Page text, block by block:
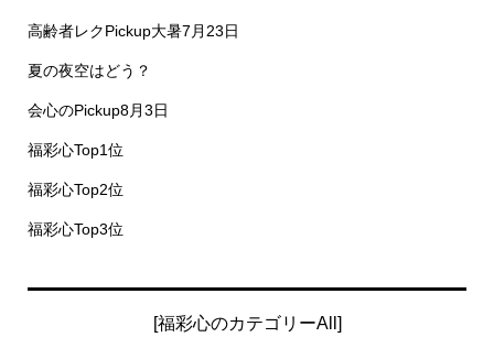
高齢者レクPickup大暑7月23日
夏の夜空はどう？
会心のPickup8月3日
福彩心Top1位
福彩心Top2位
福彩心Top3位
[福彩心のカテゴリーAll]